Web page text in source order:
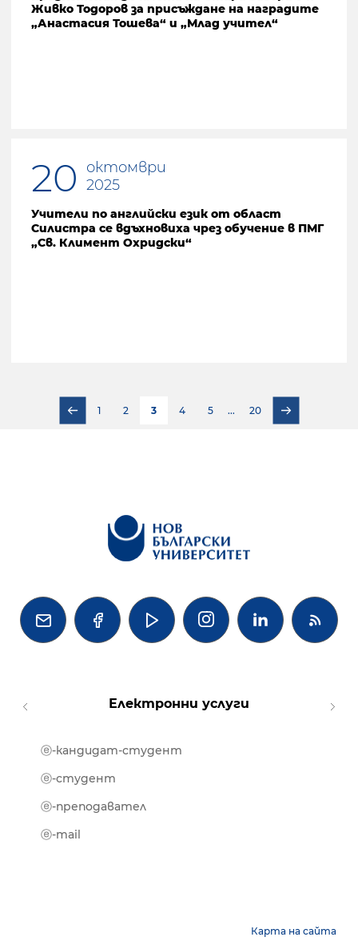
Живко Тодоров за присъждане на наградите
„Анастасия Тошева“ и „Млад учител“
20
октомври
2025
Учители по английски език от област
Силистра се вдъхновиха чрез обучение в ПМГ
„Св. Климент Охридски“
1 2 3 4 5 ... 20
   
Електронни услуги
ⓔ-кандидат-студент
ⓔ-студент
ⓔ-преподавател
ⓔ-mail
Карта на сайта